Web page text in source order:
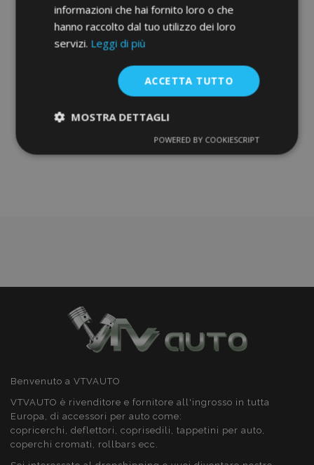
3D Tappetini in gomma No.77 per KIA E-
52,95 €
Aggiungi Al Carrello
Aggiungi
lista
Benvenuto a VTVAUTO
VTVAUTO è rivenditore e fornitore all'ingrosso in tutta
Europa, di accessori per auto come:
copricerchi, deflettori, coprisedili, tappetini per auto,
coperchi cromati, rollbars ecc.
informazioni che hai fornito loro o che
hanno raccolto dal tuo utilizzo dei loro
servizi. Leggi di più
ACCETTA TUTTO
MOSTRA DETTAGLI
necessari
Performance
Strettamente necessari
Targeting
I cookie strettamente necessari consentono le
dell'utente e la gestione dell'account. Il sito web
cookie strettamente necessari.
Nome
Dominio
POWERED BY COOKIESCRIPT